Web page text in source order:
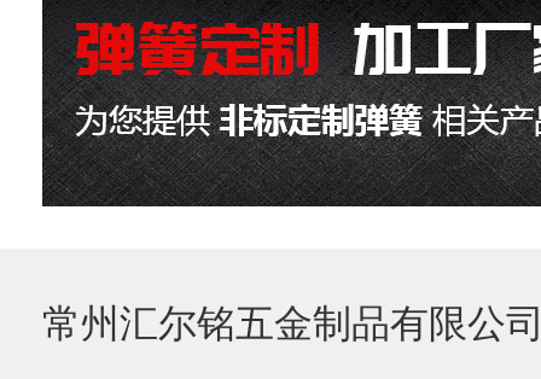
常州汇尔铭五金制品有限公